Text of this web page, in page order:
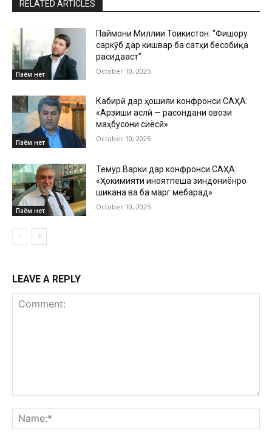
RELATED ARTICLES
Паём нет
Паймони Миллии Тоҷикистон: “Фишору
саркӯб дар кишвар ба сатҳи бесобиқа
расидааст”
October 10, 2025
Паём нет
Кабирӣ дар ҳошияи конфронси САҲА:
«Арзиши аслӣ — расондани овози
маҳбусони сиёсӣ»
October 10, 2025
Паём нет
Темур Варки дар конфронси САҲА:
«Ҳокимияти ҷиноятпеша зиндониёнро
шиканҷа ва ба марг мебарад»
October 10, 2025
LEAVE A REPLY